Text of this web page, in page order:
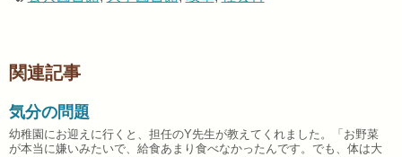
関連記事
気分の問題
幼稚園にお迎えに行くと、担任のY先生が教えてくれました。「お野菜
が本当に嫌いみたいで、給食あまり食べなかったんです。でも、体は大